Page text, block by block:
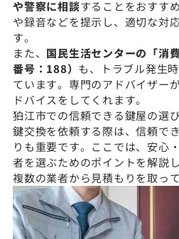
や警察に相談することをおすす
や録音などを提示し、適切な対
す。
また、 国民生活センターの「消
番号：188） も、トラブル発生
ています。専門のアドバイザー
ドバイスをしてくれます。
狛江市での信頼できる鍵屋の選
鍵交換を依頼する際は、信頼で
りも重要です。ここでは、安心
者を選ぶためのポイントを解説し
複数の業者から見積もりを取っ